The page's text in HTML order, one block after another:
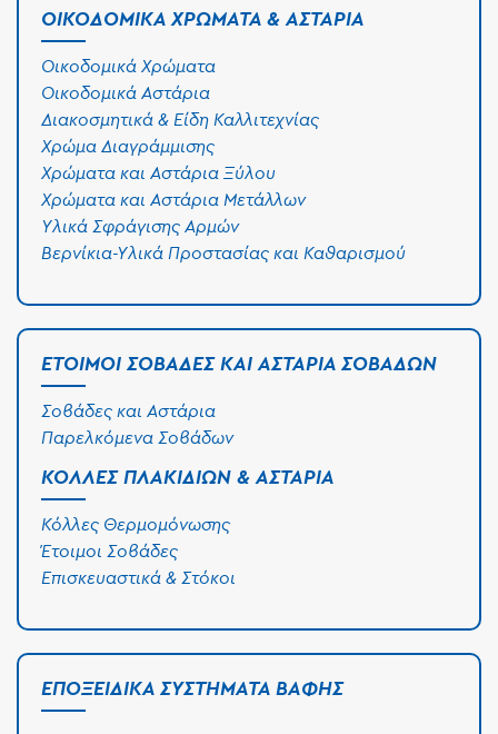
ΟΙΚΟΔΟΜΙΚΆ ΧΡΏΜΑΤΑ & ΑΣΤΆΡΙΑ
Οικοδομικά Χρώματα
Οικοδομικά Αστάρια
Διακοσμητικά & Είδη Καλλιτεχνίας
Χρώμα Διαγράμμισης
Χρώματα και Αστάρια Ξύλου
Χρώματα και Αστάρια Μετάλλων
Υλικά Σφράγισης Αρμών
Βερνίκια-Υλικά Προστασίας και Καθαρισμού
ΈΤΟΙΜΟΙ ΣΟΒΆΔΕΣ ΚΑΙ ΑΣΤΆΡΙΑ ΣΟΒΆΔΩΝ
Σοβάδες και Αστάρια
Παρελκόμενα Σοβάδων
ΚΌΛΛΕΣ ΠΛΑΚΙΔΊΩΝ & ΑΣΤΆΡΙΑ
Κόλλες Θερμομόνωσης
Έτοιμοι Σοβάδες
Επισκευαστικά & Στόκοι
ΕΠΟΞΕΙΔΙΚΆ ΣΥΣΤΉΜΑΤΑ ΒΑΦΉΣ